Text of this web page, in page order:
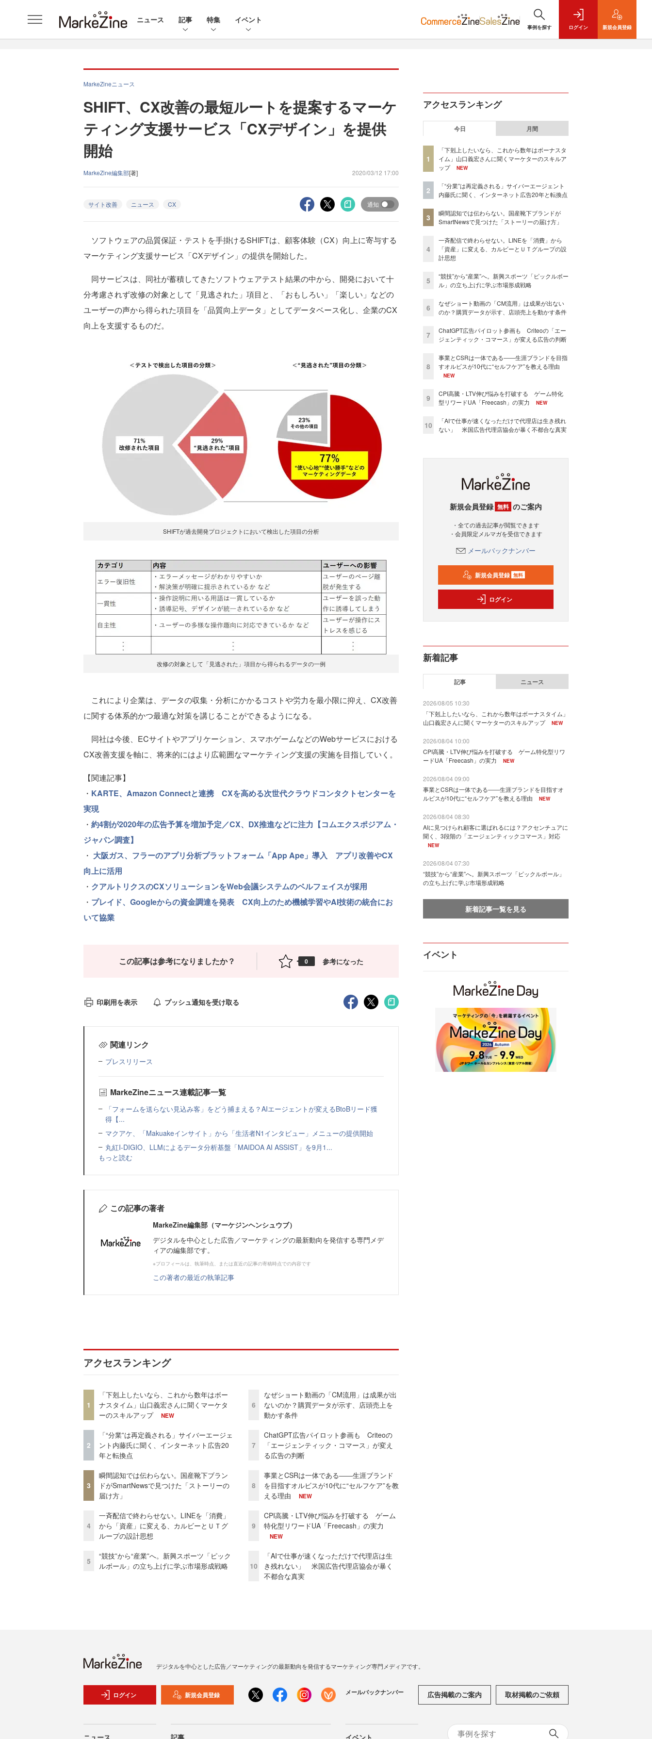
ニュース 記事 特集 イベント
事例を探す ログイン 新規会員登録
MarkeZineニュース
SHIFT、CX改善の最短ルートを提案するマーケ
ティング支援サービス「CXデザイン」を提供
開始
MarkeZine編集部[著] 2020/03/12 17:00
サイト改善 ニュース CX 通知
ソフトウェアの品質保証・テストを手掛けるSHIFTは、顧客体験（CX）向上に寄与する
マーケティング支援サービス「CXデザイン」の提供を開始した。
同サービスは、同社が蓄積してきたソフトウェアテスト結果の中から、開発において十
分考慮されず改修の対象として「見逃された」項目と、「おもしろい」「楽しい」などの
ユーザーの声から得られた項目を「品質向上データ」としてデータベース化し、企業のCX
向上を支援するものだ。
SHIFTが過去開発プロジェクトにおいて検出した項目の分析
改修の対象として「見逃された」項目から得られるデータの一例
これにより企業は、データの収集・分析にかかるコストや労力を最小限に抑え、CX改善
に関する体系的かつ最適な対策を講じることができるようになる。
同社は今後、ECサイトやアプリケーション、スマホゲームなどのWebサービスにおける
CX改善支援を軸に、将来的にはより広範囲なマーケティング支援の実施を目指していく。
【関連記事】
・ KARTE、Amazon Connectと連携 CXを高める次世代クラウドコンタクトセンターを
実現
・ 約4割が2020年の広告予算を増加予定／CX、DX推進などに注力【コムエクスポジアム・
ジャパン調査】
・ 大阪ガス、フラーのアプリ分析プラットフォーム「App Ape」導入 アプリ改善やCX
向上に活用
・ クアルトリクスのCXソリューションをWeb会議システムのベルフェイスが採用
・ プレイド、Googleからの資金調達を発表 CX向上のため機械学習やAI技術の統合にお
いて協業
この記事は参考になりましたか？ 0 参考になった
印刷用を表示 プッシュ通知を受け取る
関連リンク
プレスリリース
MarkeZineニュース連載記事一覧
「フォームを送らない見込み客」をどう捕まえる？AIエージェントが変えるBtoBリード獲
得【...
マクアケ、「Makuakeインサイト」から「生活者N1インタビュー」メニューの提供開始
丸紅I-DIGIO、LLMによるデータ分析基盤「MAIDOA AI ASSIST」を9月1...
もっと読む
この記事の著者
MarkeZine編集部（マーケジンヘンシュウブ）
デジタルを中心とした広告／マーケティングの最新動向を発信する専門メデ
ィアの編集部です。
※プロフィールは、執筆時点、または直近の記事の寄稿時点での内容です
この著者の最近の執筆記事
アクセスランキング
1
「下剋上したいなら、これから数年はボー
ナスタイム」山口義宏さんに聞くマーケタ
ーのスキルアップ
NEW
2
「“分業”は再定義される」サイバーエージェ
ント内藤氏に聞く、インターネット広告20
年と転換点
3
瞬間認知では伝わらない。国産靴下ブラン
ドがSmartNewsで見つけた「ストーリーの
届け方」
4
一斉配信で終わらせない。LINEを「消費」
から「資産」に変える、カルビーとＵＴグ
ループの設計思想
5
“競技”から“産業”へ。新興スポーツ「ピック
ルボール」の立ち上げに学ぶ市場形成戦略
6
なぜショート動画の「CM流用」は成果が出
ないのか？購買データが示す、店頭売上を
動かす条件
7
ChatGPT広告パイロット参画も Criteoの
「エージェンティック・コマース」が変え
る広告の判断
8
事業とCSRは一体である――生涯ブランド
を目指すオルビスが10代に“セルフケア”を教
える理由
NEW
9
CPI高騰・LTV伸び悩みを打破する ゲーム
特化型リワードUA「Freecash」の実力
NEW
10
「AIで仕事が速くなっただけで代理店は生
き残れない」 米国広告代理店協会が暴く
不都合な真実
アクセスランキング
今日 月間
1
「下剋上したいなら、これから数年はボーナスタ
イム」山口義宏さんに聞くマーケターのスキルア
ップ
NEW
2
「“分業”は再定義される」サイバーエージェント
内藤氏に聞く、インターネット広告20年と転換点
3
瞬間認知では伝わらない。国産靴下ブランドが
SmartNewsで見つけた「ストーリーの届け方」
4
一斉配信で終わらせない。LINEを「消費」から
「資産」に変える、カルビーとＵＴグループの設
計思想
5
“競技”から“産業”へ。新興スポーツ「ピックルボー
ル」の立ち上げに学ぶ市場形成戦略
6
なぜショート動画の「CM流用」は成果が出ない
のか？購買データが示す、店頭売上を動かす条件
7
ChatGPT広告パイロット参画も Criteoの「エー
ジェンティック・コマース」が変える広告の判断
8
事業とCSRは一体である――生涯ブランドを目指
すオルビスが10代に“セルフケア”を教える理由
NEW
9
CPI高騰・LTV伸び悩みを打破する ゲーム特化
型リワードUA「Freecash」の実力
NEW
10
「AIで仕事が速くなっただけで代理店は生き残れ
ない」 米国広告代理店協会が暴く不都合な真実
新規会員登録 無料 のご案内
・全ての過去記事が閲覧できます
・会員限定メルマガを受信できます
メールバックナンバー
新規会員登録 無料
ログイン
新着記事
記事 ニュース
2026/08/05 10:30
「下剋上したいなら、これから数年はボーナスタイム」
山口義宏さんに聞くマーケターのスキルアップ
NEW
2026/08/04 10:00
CPI高騰・LTV伸び悩みを打破する ゲーム特化型リワ
ードUA「Freecash」の実力
NEW
2026/08/04 09:00
事業とCSRは一体である――生涯ブランドを目指すオ
ルビスが10代に“セルフケア”を教える理由
NEW
2026/08/04 08:30
AIに見つけられ顧客に選ばれるには？アクセンチュアに
聞く、3段階の「エージェンティックコマース」対応
NEW
2026/08/04 07:30
“競技”から“産業”へ。新興スポーツ「ピックルボール」
の立ち上げに学ぶ市場形成戦略
新着記事一覧を見る
イベント
デジタルを中心とした広告／マーケティングの最新動向を発信するマーケティング専門メディアです。
ログイン 新規会員登録 メールバックナンバー 広告掲載のご案内 取材掲載のご依頼
ニュース 記事 イベント